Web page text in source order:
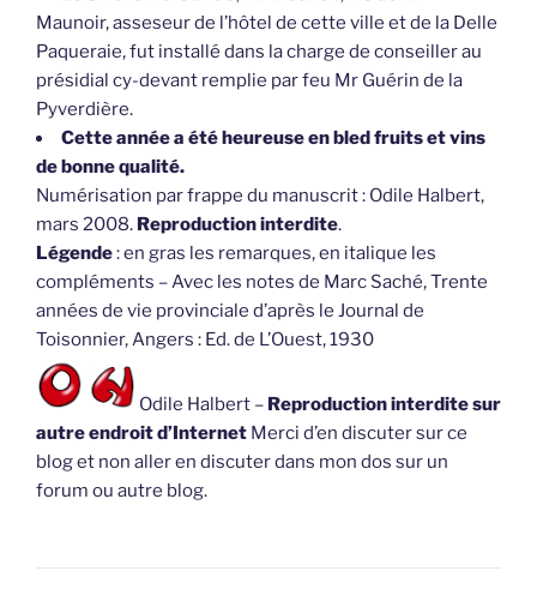
Maunoir, asseseur de l’hôtel de cette ville et de la Delle
Paqueraie, fut installé dans la charge de conseiller au
présidial cy-devant remplie par feu Mr Guérin de la
Pyverdière.
Cette année a été heureuse en bled fruits et vins
de bonne qualité.
Numérisation par frappe du manuscrit : Odile Halbert,
mars 2008. Reproduction interdite.
Légende: en gras les remarques, en italique les
compléments – Avec les notes de Marc Saché, Trente
années de vie provinciale d’après le Journal de
Toisonnier, Angers : Ed. de L’Ouest, 1930
Odile Halbert – Reproduction interdite sur
autre endroit d’Internet Merci d’en discuter sur ce
blog et non aller en discuter dans mon dos sur un
forum ou autre blog.